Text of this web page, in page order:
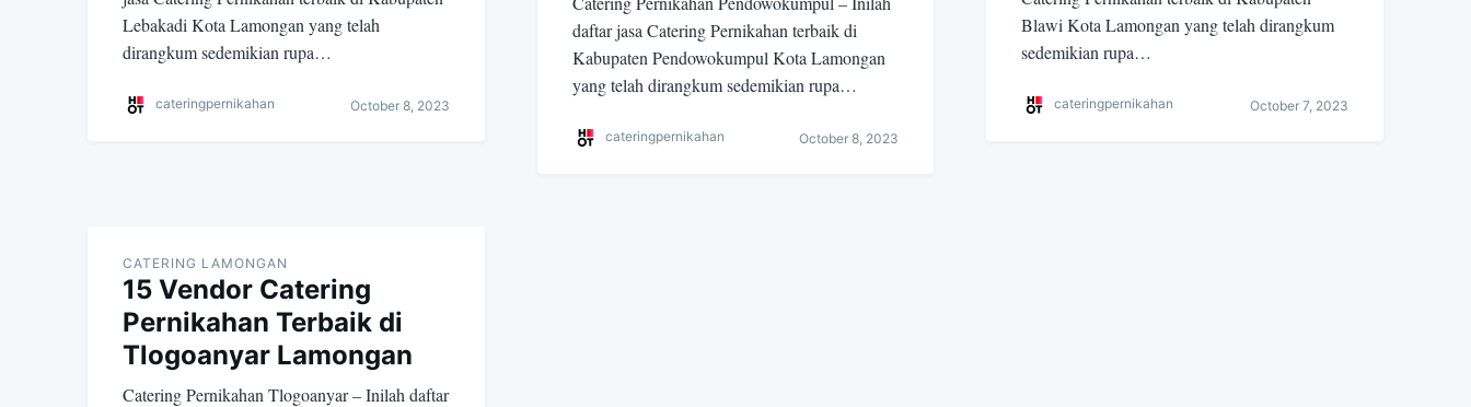
Lebakadi Kota Lamongan yang telah
dirangkum sedemikian rupa…
cateringpernikahan October 8, 2023
daftar jasa Catering Pernikahan terbaik di
Kabupaten Pendowokumpul Kota Lamongan
yang telah dirangkum sedemikian rupa…
cateringpernikahan October 8, 2023
Blawi Kota Lamongan yang telah dirangkum
sedemikian rupa…
cateringpernikahan October 7, 2023
CATERING LAMONGAN
15 Vendor Catering
Pernikahan Terbaik di
Tlogoanyar Lamongan
Catering Pernikahan Tlogoanyar – Inilah daftar